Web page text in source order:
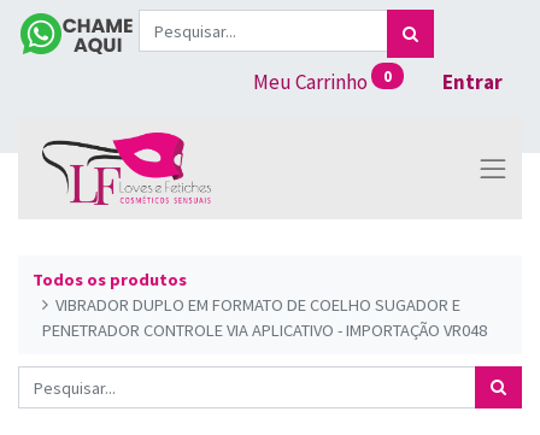
Meu Carrinho 0 Entrar
Todos os produtos
VIBRADOR DUPLO EM FORMATO DE COELHO SUGADOR E
PENETRADOR CONTROLE VIA APLICATIVO - IMPORTAÇÃO VR048